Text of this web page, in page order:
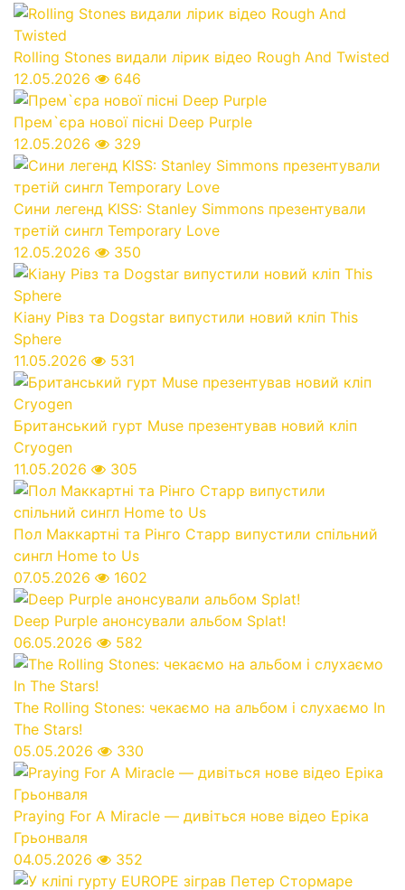
Rolling Stones видали лірик відео Rough And Twisted
12.05.2026
646
Прем`єра нової пісні Deep Purple
12.05.2026
329
Сини легенд KISS: Stanley Simmons презентували
третій сингл Temporary Love
12.05.2026
350
Кіану Рівз та Dogstar випустили новий кліп This
Sphere
11.05.2026
531
Британський гурт Muse презентував новий кліп
Cryogen
11.05.2026
305
Пол Маккартні та Рінго Старр випустили спільний
сингл Home to Us
07.05.2026
1602
Deep Purple анонсували альбом Splat!
06.05.2026
582
The Rolling Stones: чекаємо на альбом і слухаємо In
The Stars!
05.05.2026
330
Praying For A Miracle — дивіться нове відео Еріка
Грьонваля
04.05.2026
352